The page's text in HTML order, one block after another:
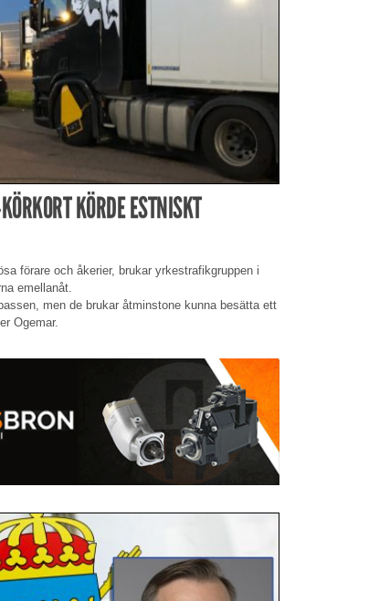
KÖRDE ESTNISKT
förare och åkerier, brukar yrkestrafikgruppen i
emellanåt.
men de brukar åtminstone kunna besätta ett
Ogemar.